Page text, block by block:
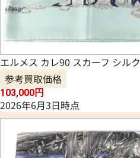
エルメス カレ90 スカーフ シルク
参考買取価格
103,000円
2026年6月3日時点